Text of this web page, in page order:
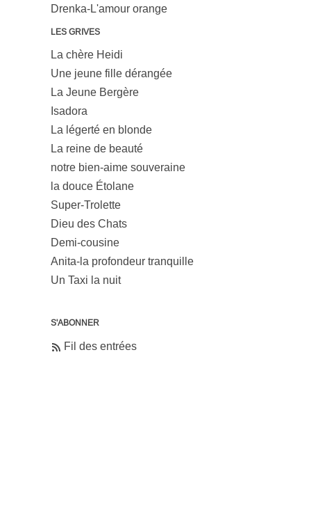
Drenka-L'amour orange
LES GRIVES
La chère Heidi
Une jeune fille dérangée
La Jeune Bergère
Isadora
La légerté en blonde
La reine de beauté
notre bien-aime souveraine
la douce Étolane
Super-Trolette
Dieu des Chats
Demi-cousine
Anita-la profondeur tranquille
Un Taxi la nuit
S'ABONNER
Fil des entrées